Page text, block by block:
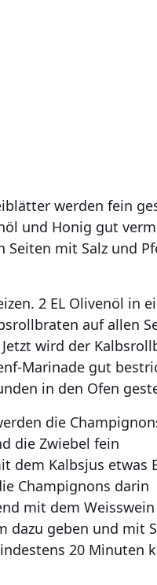
werden fein
und Honig gut
mit Salz und
2 EL Olivenöl in
auf allen
wird der
Marinade gut
in den Ofen
die
die Zwiebel fein
dem Kalbsjus etwas
Champignons darin
mit dem
dazu geben und mit
20 Minuten